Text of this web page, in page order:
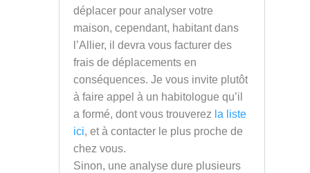
déplacer pour analyser votre
maison, cependant, habitant dans
l’Allier, il devra vous facturer des
frais de déplacements en
conséquences. Je vous invite plutôt
à faire appel à un habitologue qu’il
a formé, dont vous trouverez la liste
ici, et à contacter le plus proche de
chez vous.
Sinon, une analyse dure plusieurs